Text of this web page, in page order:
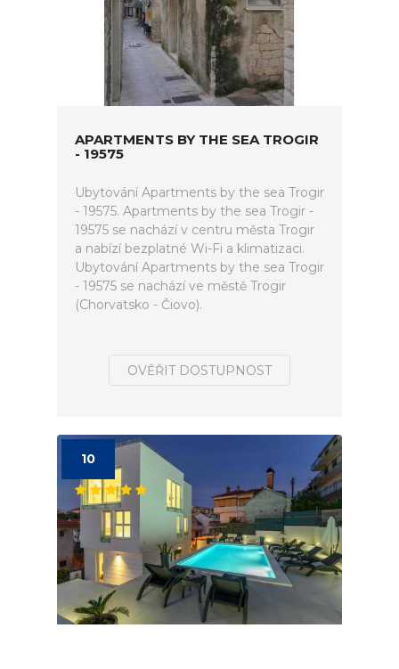
APARTMENTS BY THE SEA TROGIR
- 19575
Ubytování Apartments by the sea Trogir
- 19575. Apartments by the sea Trogir -
19575 se nachází v centru města Trogir
a nabízí bezplatné Wi-Fi a klimatizaci.
Ubytování Apartments by the sea Trogir
- 19575 se nachází ve městě Trogir
(Chorvatsko - Čiovo).
OVĚŘIT DOSTUPNOST
10